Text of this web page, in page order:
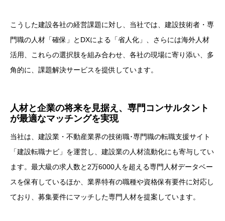
こうした建設各社の経営課題に対し、当社では、建設技術者・専
門職の人材「確保」とDXによる「省人化」、さらには海外人材
活用、これらの選択肢を組み合わせ、各社の現場に寄り添い、多
角的に、課題解決サービスを提供しています。
人材と企業の将来を見据え、専門コンサルタント
が最適なマッチングを実現
当社は、建設業・不動産業界の技術職･専門職の転職支援サイト
「建設転職ナビ」を運営し、建設業の人材流動化にも寄与してい
ます。最大級の求人数と2万6000人を超える専門人材データベー
スを保有しているほか、業界特有の職種や資格保有要件に対応し
ており、募集要件にマッチした専門人材を提案しています。